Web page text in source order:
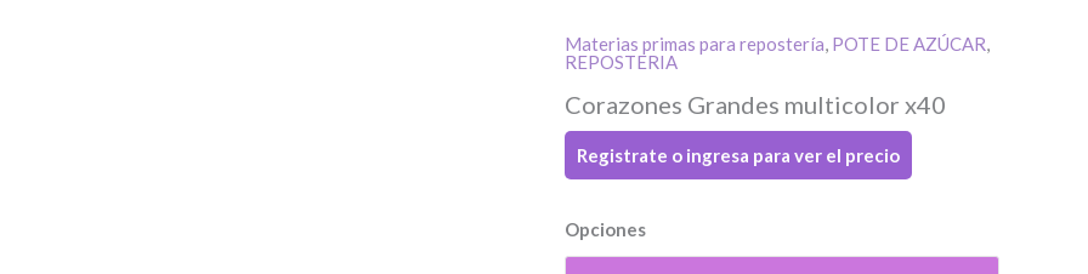
Materias primas para repostería POTE DE AZÚCAR
REPOSTERIA
Corazones Grandes multicolor x40
Registrate o ingresa para ver el precio
Opciones
Quantity
Toca para ingresar